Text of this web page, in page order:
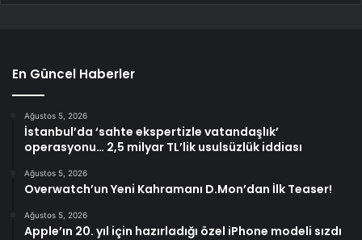
En Güncel Haberler
Ağustos 5, 2026
İstanbul’da ‘sahte ekspertizle vatandaşlık’
operasyonu… 2,5 milyar TL’lik usulsüzlük iddiası
Ağustos 5, 2026
Overwatch’un Yeni Kahramanı D.Mon’dan İlk Teaser!
Ağustos 5, 2026
Apple’ın 20. yıl için hazırladığı özel iPhone modeli sızdı